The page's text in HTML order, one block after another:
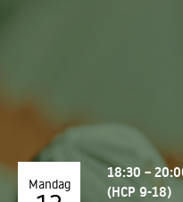
18:30 –
(HCP 9-18)
Mandag